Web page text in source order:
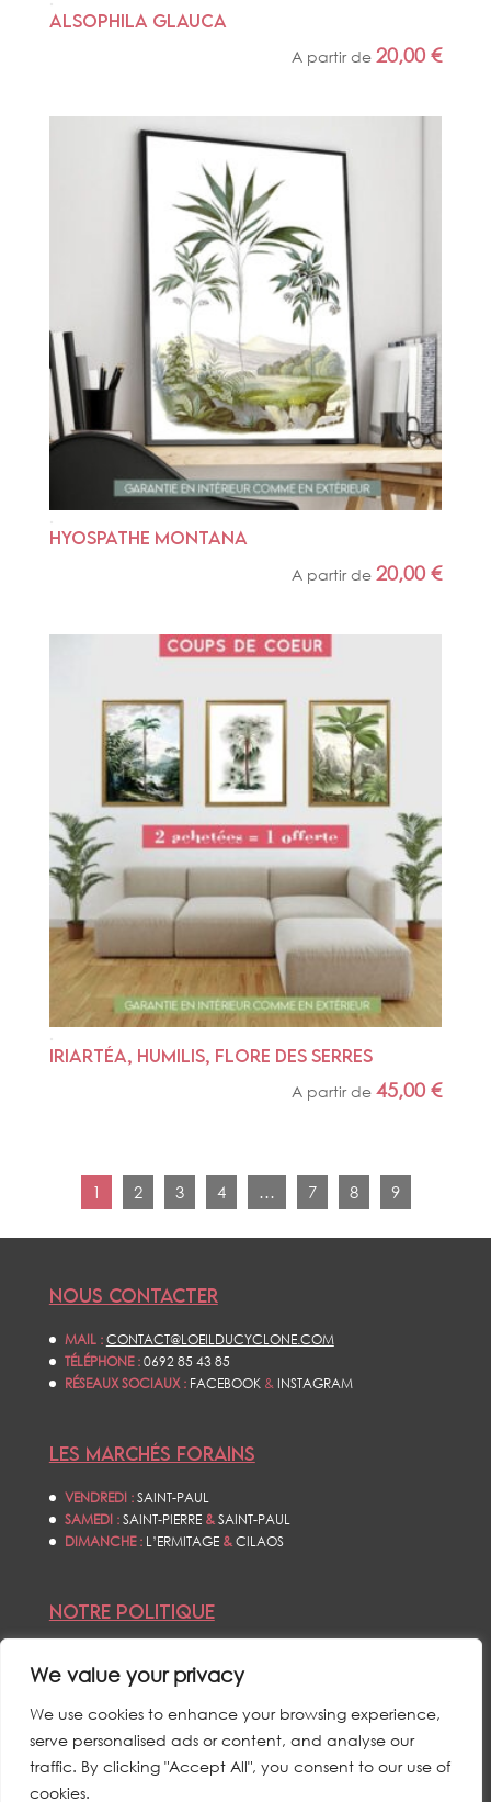
We value your privacy
We use cookies to enhance your browsing experience,
serve personalised ads or content, and analyse our
traffic. By clicking "Accept All", you consent to our use of
cookies.
ALSOPHILA GLAUCA
A partir de20,00€
HYOSPATHE MONTANA
A partir de 20,00€
IRIARTÉA, HUMILIS, FLORE DES SERRES
A partir de45,00€
1 2 3 4 … 7 8 9
NOUS CONTACTER
MAIL :CONTACT@LOEILDUCYCLONE.COM
TÉLÉPHONE :0692 85 43 85
RÉSEAUX SOCIAUX : FACEBOOK& INSTAGRAM
LES MARCHÉS FORAINS
VENDREDI :SAINT-PAUL
SAMEDI :SAINT-PIERRE&SAINT-PAUL
DIMANCHE : L’ERMITAGE &CILAOS
NOTRE POLITIQUE
POLITIQUE DE CONFIDENTIALITÉS